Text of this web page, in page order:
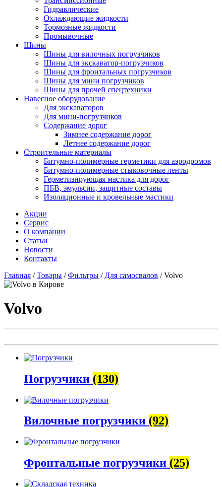
Гидравлические
Охлаждающие жидкости
Тормозные жидкости
Промывочные
Шины
Шины для вилочных погрузчиков
Шины для экскаватор-погрузчиков
Шины для фронтальных погрузчиков
Шины для мини погрузчиков
Шины для прочей спецтехники
Навесное оборудование
Для экскаваторов
Для мини-погрузчиков
Содержание дорог
Зимнее содержание дорог
Летнее содержание дорог
Строительные материалы
Битумно-полимерные герметики для аэродромов
Битумно-полимерные стыковочные ленты
Герметизирующая мастика для дорог
ПБВ, эмульсии, защитные составы
Изоляционные и кровельные мастики
Акции
Сервис
О компании
Статьи
Новости
Контакты
Главная /Товары /Фильтры / Для самосвалов /Volvo
Volvo
Погрузчики (130)
Вилочные погрузчики (92)
Фронтальные погрузчики (25)